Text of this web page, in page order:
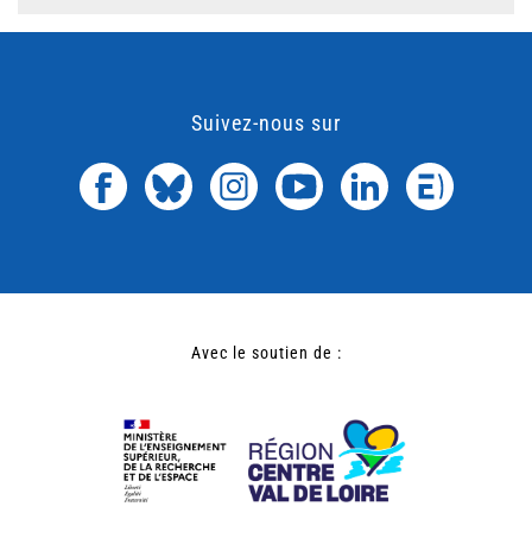
Suivez-nous sur
Avec le soutien de :